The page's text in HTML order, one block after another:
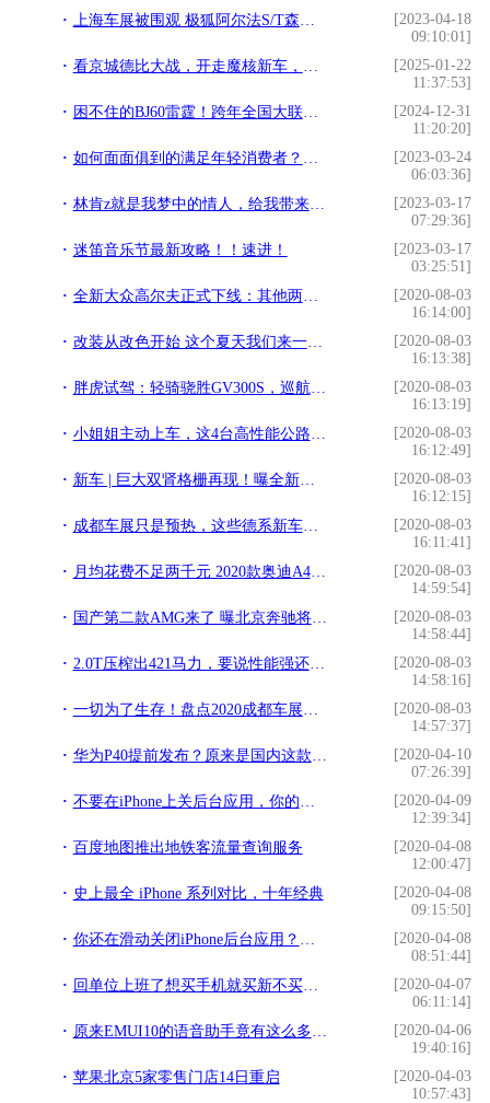
上海车展被围观 极狐阿尔法S/T森林版带你一起“森”呼吸
[2023-04-18
09:10:01]
看京城德比大战，开走魔核新车，北京汽车品牌之夜粉丝赢麻了！
[2025-01-22
11:37:53]
困不住的BJ60雷霆！跨年全国大联考，魔核电驱“猛”闯年关！
[2024-12-31
11:20:20]
如何面面俱到的满足年轻消费者？看林肯Z完美演绎
[2023-03-24
06:03:36]
林肯z就是我梦中的情人，给我带来满满仪式感
[2023-03-17
07:29:36]
迷笛音乐节最新攻略！！速进！
[2023-03-17
03:25:51]
全新大众高尔夫正式下线：其他两厢车请退让吧
[2020-08-03
16:14:00]
改装从改色开始 这个夏天我们来一款凉爽的绿吧
[2020-08-03
16:13:38]
胖虎试驾：轻骑骁胜GV300S，巡航车中的金卡纳选手
[2020-08-03
16:13:19]
小姐姐主动上车，这4台高性能公路中型SUV
[2020-08-03
16:12:49]
新车 | 巨大双肾格栅再现！曝全新一代宝马M3高清低伪谍照
[2020-08-03
16:12:15]
成都车展只是预热，这些德系新车即将上市，第八代高尔夫领衔
[2020-08-03
16:11:41]
月均花费不足两千元 2020款奥迪A4L用车成本调查
[2020-08-03
14:59:54]
国产第二款AMG来了 曝北京奔驰将国产AMG GLB 35 搭2.0T+四驱
[2020-08-03
14:58:44]
2.0T压榨出421马力，要说性能强还是奔驰AMG A45 S 4MATIC+更强
[2020-08-03
14:58:16]
一切为了生存！盘点2020成都车展十大特点
[2020-08-03
14:57:37]
华为P40提前发布？原来是国内这款机型的翻版
[2020-04-10
07:26:39]
不要在iPhone上关后台应用，你的习惯原来适得其反
[2020-04-09
12:39:34]
百度地图推出地铁客流量查询服务
[2020-04-08
12:00:47]
史上最全 iPhone 系列对比，十年经典
[2020-04-08
09:15:50]
你还在滑动关闭iPhone后台应用？苹果：别这么做
[2020-04-08
08:51:44]
回单位上班了想买手机就买新不买旧，国产新四大旗舰手机
[2020-04-07
06:11:14]
原来EMUI10的语音助手竟有这么多功能，网友：白拿华为手机了
[2020-04-06
19:40:16]
苹果北京5家零售门店14日重启
[2020-04-03
10:57:43]